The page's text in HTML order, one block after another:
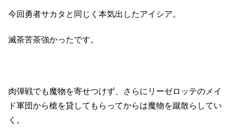
今回勇者サカタと同じく本気出したアイシア。
滅茶苦茶強かったです。
肉弾戦でも魔物を寄せつけず、さらにリーゼロッテのメイ
ド軍団から槍を貸してもらってからは魔物を蹴散らしてい
く。